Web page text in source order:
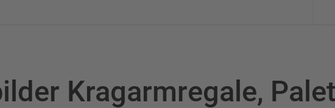
Kragarmregale,